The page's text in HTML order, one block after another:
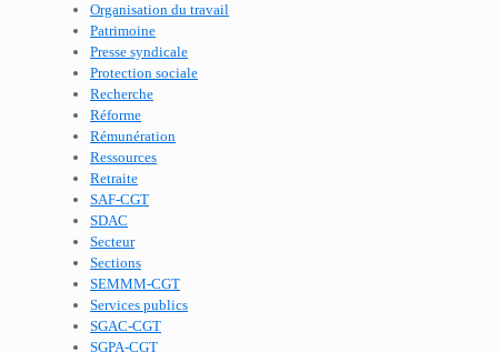
Organisation du travail
Patrimoine
Presse syndicale
Protection sociale
Recherche
Réforme
Rémunération
Ressources
Retraite
SAF-CGT
SDAC
Secteur
Sections
SEMMM-CGT
Services publics
SGAC-CGT
SGPA-CGT